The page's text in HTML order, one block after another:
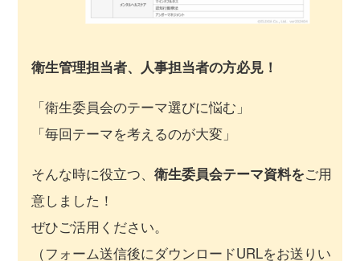
衛生管理担当者、人事担当者の方必見！
「衛生委員会のテーマ選びに悩む」
「毎回テーマを考えるのが大変」
そんな時に役立つ、衛生委員会テーマ資料をご用
意しました！
ぜひご活用ください。
（フォーム送信後にダウンロードURLをお送りい